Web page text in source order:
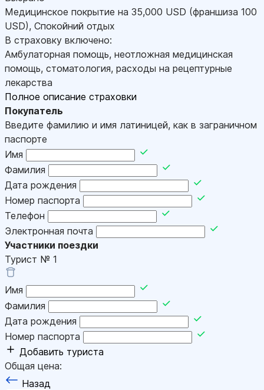
Медицинское покрытие на 35,000 USD (франшиза 100
USD), Спокойний отдых
В страховку включено:
Амбулаторная помощь, неотложная медицинская
помощь, стоматология, расходы на рецептурные
лекарства
Полное описание страховки
Покупатель
Введите фамилию и имя латиницей, как в заграничном
паспорте
Имя
Фамилия
Дата рождения
Номер паспорта
Телефон
Электронная почта
Участники поездки
Турист № 1
Имя
Фамилия
Дата рождения
Номер паспорта
Добавить туриста
Общая цена:
Назад